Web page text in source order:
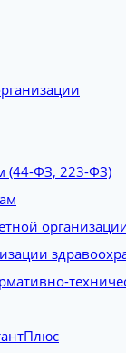
(44-ФЗ, 223-ФЗ)